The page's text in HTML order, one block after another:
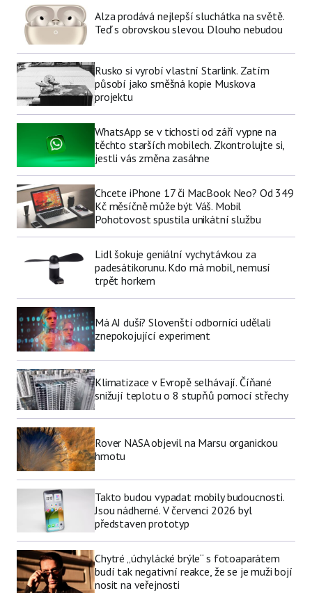
Alza prodává nejlepší sluchátka na světě.
Teď s obrovskou slevou. Dlouho nebudou
Rusko si vyrobí vlastní Starlink. Zatím
působí jako směšná kopie Muskova
projektu
WhatsApp se v tichosti od září vypne na
těchto starších mobilech. Zkontrolujte si,
jestli vás změna zasáhne
Chcete iPhone 17 či MacBook Neo? Od 349
Kč měsíčně může být Váš. Mobil
Pohotovost spustila unikátní službu
Lidl šokuje geniální vychytávkou za
padesátikorunu. Kdo má mobil, nemusí
trpět horkem
Má AI duši? Slovenští odborníci udělali
znepokojující experiment
Klimatizace v Evropě selhávají. Číňané
snižují teplotu o 8 stupňů pomocí střechy
Rover NASA objevil na Marsu organickou
hmotu
Takto budou vypadat mobily budoucnosti.
Jsou nádherné. V červenci 2026 byl
představen prototyp
Chytré „úchylácké brýle“ s fotoaparátem
budí tak negativní reakce, že se je muži bojí
nosit na veřejnosti